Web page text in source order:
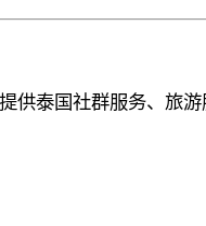
供泰国社群服务、旅游